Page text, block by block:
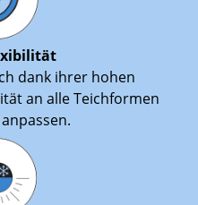
dank ihrer hohen
an alle Teichformen